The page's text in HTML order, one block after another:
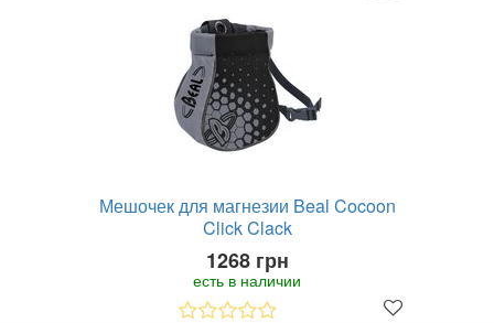
Мешочек для магнезии Beal Cocoon
Click Clack
1268 грн
есть в наличии